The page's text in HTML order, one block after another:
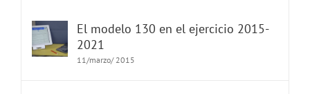
El modelo 130 en el ejercicio 2015-
2021
11/marzo/ 2015